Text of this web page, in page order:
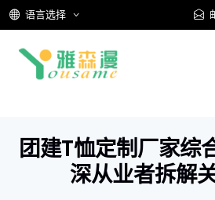
语言选择
团建T恤定制厂家综
深从业者拆解